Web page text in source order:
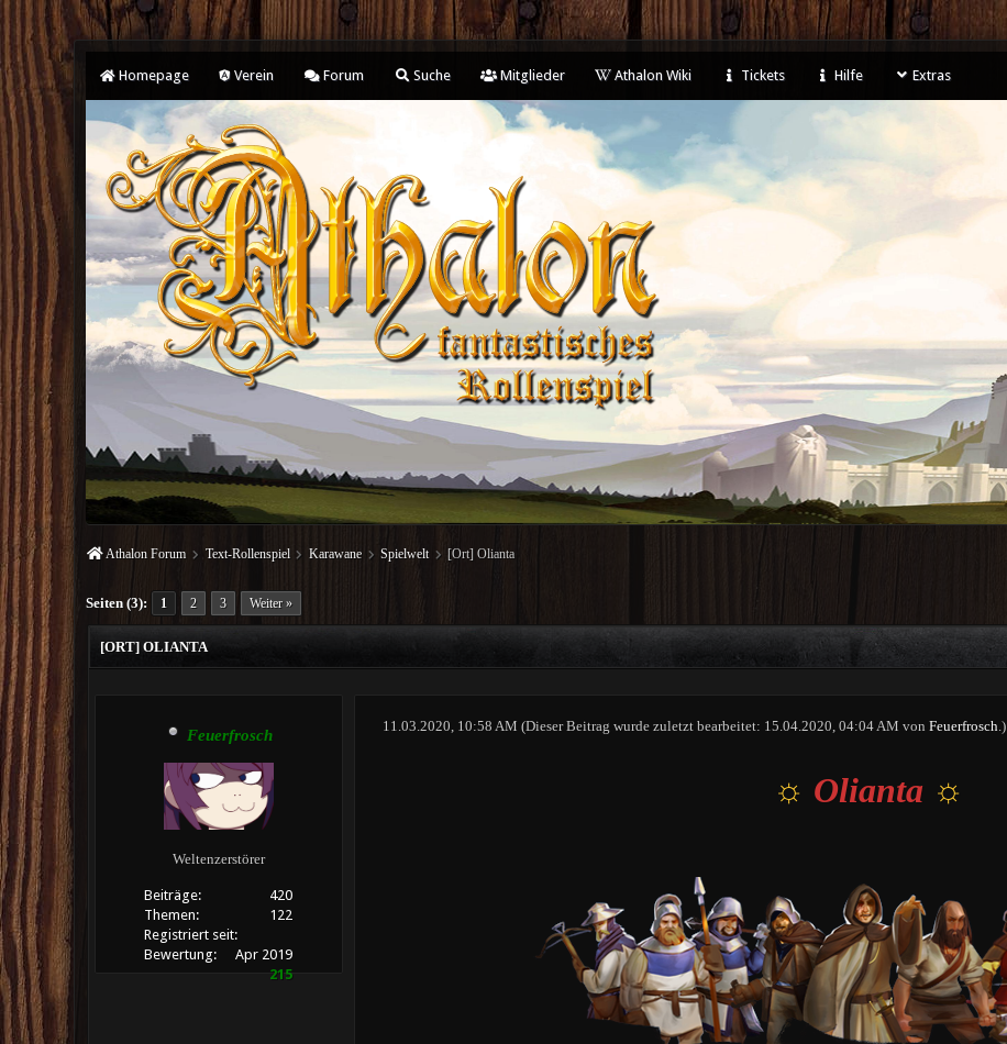
Homepage Verein Forum Suche Mitglieder Athalon Wiki Tickets Hilfe Extras
Athalon Forum Text-Rollenspiel Karawane Spielwelt [Ort] Olianta
Seiten (3): 1 2 3 Weiter »
[ORT] OLIANTA
Feuerfrosch
Weltenzerstörer
Beiträge:
420
Themen:
122
Registriert seit:
Apr 2019
Bewertung:
215
11.03.2020, 10:58 AM (Dieser Beitrag wurde zuletzt bearbeitet: 15.04.2020, 04:04 AM von Feuerfrosch.)
☼ Olianta ☼